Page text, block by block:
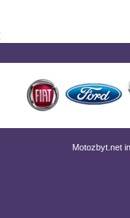
Motozbyt.net